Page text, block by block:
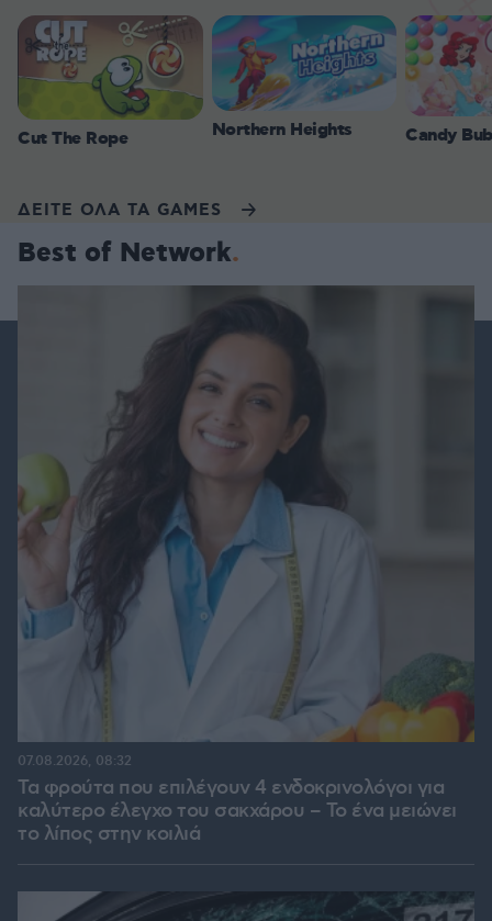
Cut The Rope Northern Heights Candy
ΔΕΙΤΕ ΟΛΑ ΤΑ GAMES
Best of Network
Τα φρούτα που επιλέγουν 4 ενδοκρινολόγοι για
καλύτερο έλεγχο του σακχάρου – Το ένα μειώνει
το λίπος στην κοιλιά
07.08.2026, 08:32